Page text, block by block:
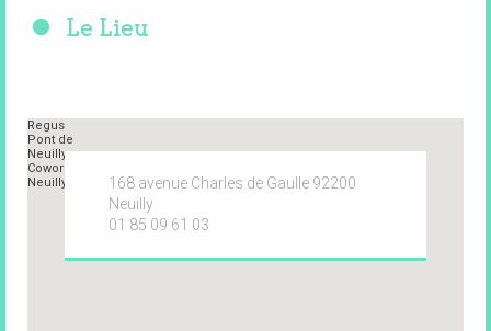
Le Lieu
168 avenue Charles de Gaulle 92200
Neuilly
01 85 09 61 03